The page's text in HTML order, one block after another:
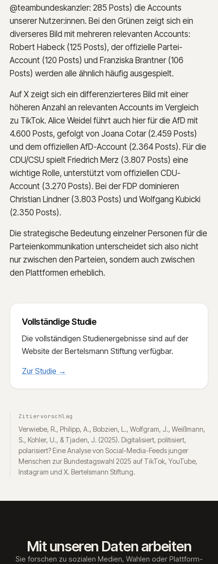
@teambundeskanzler: 285 Posts) die Accounts
unserer Nutzer:innen. Bei den Grünen zeigt sich ein
diverseres Bild mit mehreren relevanten Accounts:
Robert Habeck (125 Posts), der offizielle Partei-
Account (120 Posts) und Franziska Brantner (106
Posts) werden alle ähnlich häufig ausgespielt.
Auf X zeigt sich ein differenzierteres Bild mit einer
höheren Anzahl an relevanten Accounts im Vergleich
zu TikTok. Alice Weidel führt auch hier für die AfD mit
4.600 Posts, gefolgt von Joana Cotar (2.459 Posts)
und dem offiziellen AfD-Account (2.364 Posts). Für die
CDU/CSU spielt Friedrich Merz (3.807 Posts) eine
wichtige Rolle, unterstützt vom offiziellen CDU-
Account (3.270 Posts). Bei der FDP dominieren
Christian Lindner (3.803 Posts) und Wolfgang Kubicki
(2.350 Posts).
Die strategische Bedeutung einzelner Personen für die
Parteienkommunikation unterscheidet sich also nicht
nur zwischen den Parteien, sondern auch zwischen
den Plattformen erheblich.
Vollständige Studie
Die vollständigen Studienergebnisse sind auf der
Website der Bertelsmann Stiftung verfügbar.
Zur Studie →
Zitiervorschlag
Verwiebe, R., Philipp, A., Bobzien, L., Wolfgram, J., Weißmann,
S., Kohler, U., & Tjaden, J. (2025). Digitalisiert, politisiert,
polarisiert? Eine Analyse von Social-Media-Feeds junger
Menschen zur Bundestagswahl 2025 auf TikTok, YouTube,
Instagram und X. Bertelsmann Stiftung.
Mit unseren Daten arbeiten
Sie forschen zu sozialen Medien, Wahlen oder Plattform-